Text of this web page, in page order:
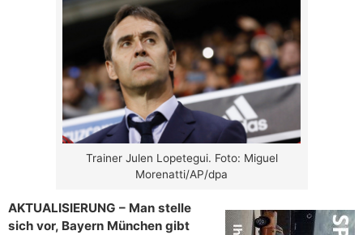
Trainer Julen Lopetegui. Foto: Miguel
Morenatti/AP/dpa
AKTUALISIERUNG – Man stelle
sich vor, Bayern München gibt